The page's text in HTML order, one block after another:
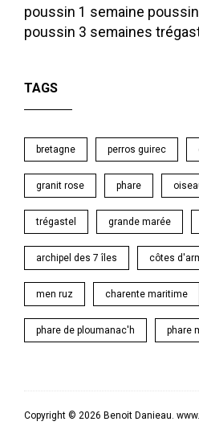
poussin 1 semaine
poussin 3 semaines
TAGS
bretagne perros guirec
granit rose phare
trégastel grande marée
archipel des 7 îles côtes
men ruz charente maritime
phare de ploumanac'h phare
Copyright © 2026 Benoit Danieau.